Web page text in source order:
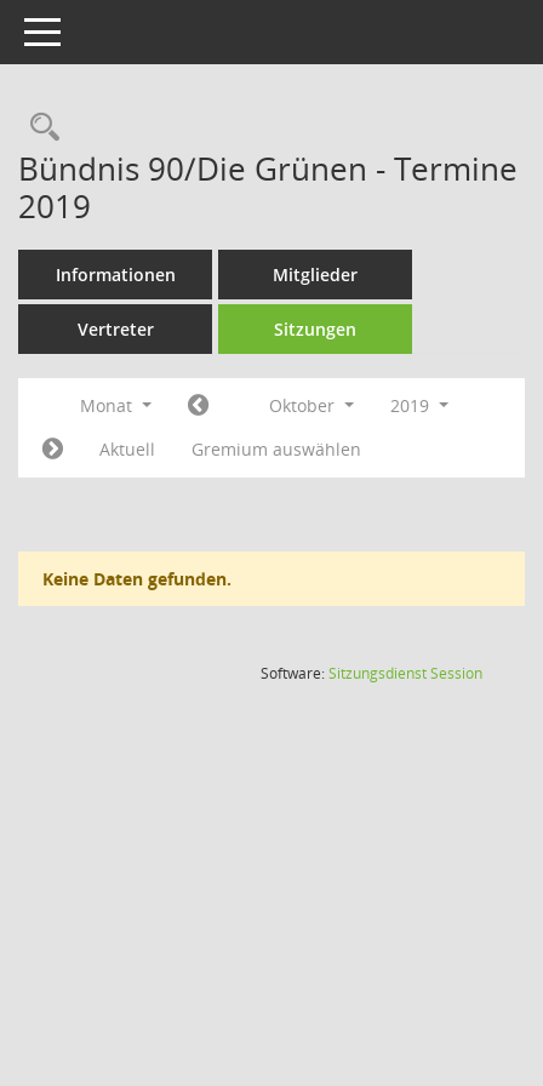
Toggle navigation
Rechercheauswahl
Bündnis 90/Die Grünen - Termine
2019
Informationen Mitglieder
Vertreter Sitzungen
Monat Oktober
2019
Aktuell
Gremium auswählen
Keine Daten gefunden.
Software:SitzungsdienstSession(Wird in